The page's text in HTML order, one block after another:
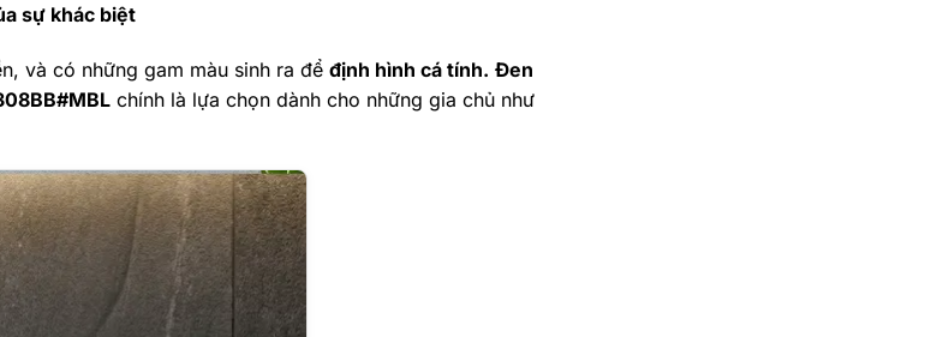
sự khác biệt
và có những gam màu sinh ra để định hình cá tính. Đen
chính là lựa chọn dành cho những gia chủ như